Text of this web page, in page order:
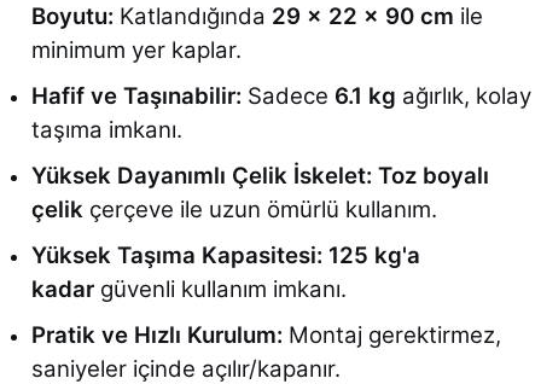
Boyutu: Katlandığında 29 x 22 x 90 cm ile
minimum yer kaplar.
Hafif ve Taşınabilir: Sadece 6.1 kg ağırlık, kolay
taşıma imkanı.
Yüksek Dayanımlı Çelik İskelet: Toz boyalı
çelikçerçeve ile uzun ömürlü kullanım.
Yüksek Taşıma Kapasitesi: 125 kg'a
kadargüvenli kullanım imkanı.
Pratik ve Hızlı Kurulum: Montaj gerektirmez,
saniyeler içinde açılır/kapanır.